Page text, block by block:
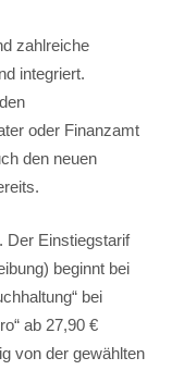
zahlreiche
integriert.
oder Finanzamt
den neuen
Der Einstiegstarif
beginnt bei
bei
ab 27,90 €
von der gewählten